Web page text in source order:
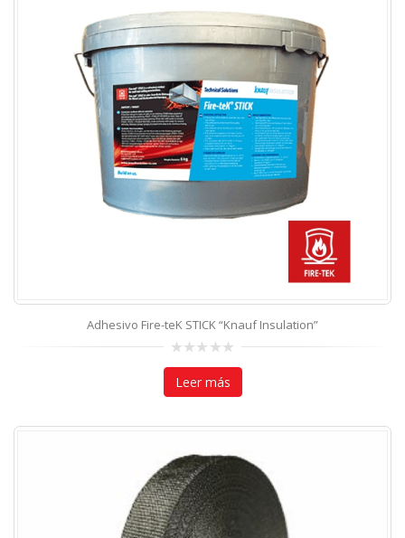
Adhesivo Fire-teK STICK “Knauf Insulation”
0
out
5
Leer más